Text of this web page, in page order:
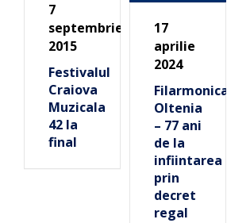
7
septembrie
2015
Festivalul
Craiova
Muzicala
42 la
final
17
aprilie
2024
Filarmonica
Oltenia
– 77 ani
de la
infiintarea
prin
decret
regal